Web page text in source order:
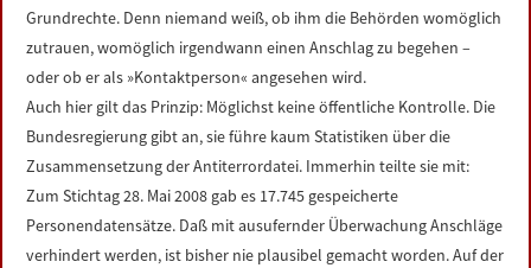
Grundrechte. Denn niemand weiß, ob ihm die Behörden womöglich
zutrauen, womöglich irgendwann einen Anschlag zu begehen –
oder ob er als »Kontaktperson« angesehen wird.
Auch hier gilt das Prinzip: Möglichst keine öffentliche Kontrolle. Die
Bundesregierung gibt an, sie führe kaum Statistiken über die
Zusammensetzung der Antiterrordatei. Immerhin teilte sie mit:
Zum Stichtag 28. Mai 2008 gab es 17.745 gespeicherte
Personendatensätze. Daß mit ausufernder Überwachung Anschläge
verhindert werden, ist bisher nie plausibel gemacht worden. Auf der